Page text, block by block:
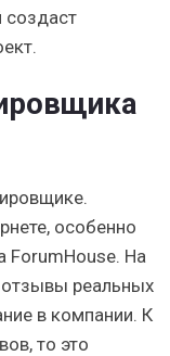
создаст
особенно
ForumHouse. На
реальных
в компании. К
то это